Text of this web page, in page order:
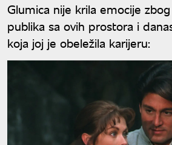
Glumica nije krila emocije
publika sa ovih prostora i
koja joj je obeležila karijeru: